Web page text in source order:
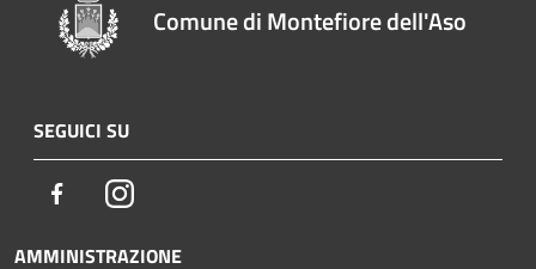
Comune di Montefiore dell'Aso
SEGUICI SU
FacebookInstagram
AMMINISTRAZIONE